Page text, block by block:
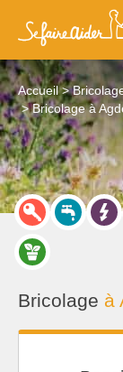
Accueil
Bricolage à
Bricolage à